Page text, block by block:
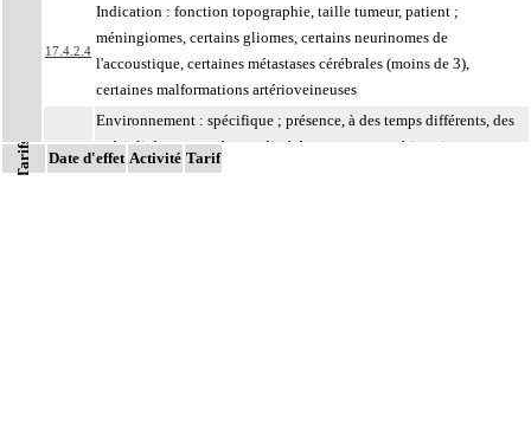
17.4.2.4
Indication : fonction topographie, taille tumeur, patient ;
méningiomes, certains gliomes, certains neurinomes de
l'accoustique, certaines métastases cérébrales (moins de 3),
certaines malformations artérioveineuses
17.4.2.4
Environnement : spécifique ; présence, à des temps différents, des
spécialités concernées : radiothérapeute, neurochirurgien,
neuroradiologue et physicien
Tarifs Date d'effet Activité Tarif